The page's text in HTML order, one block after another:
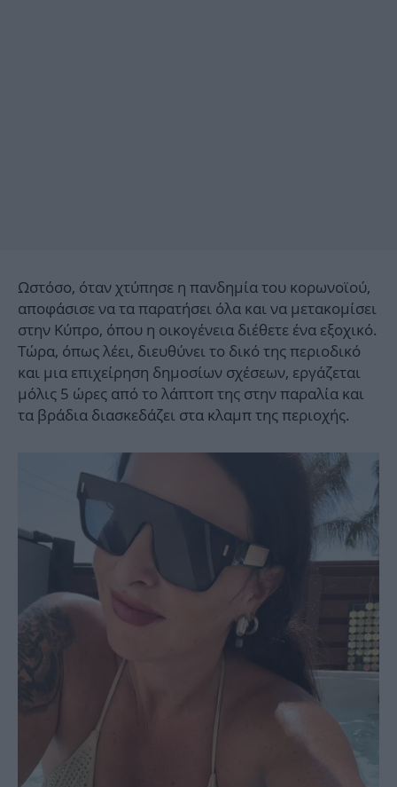
Ωστόσο, όταν χτύπησε η πανδημία του κορωνοϊού,
αποφάσισε να τα παρατήσει όλα και να μετακομίσει
στην Κύπρο, όπου η οικογένεια διέθετε ένα εξοχικό.
Τώρα, όπως λέει, διευθύνει το δικό της περιοδικό
και μια επιχείρηση δημοσίων σχέσεων, εργάζεται
μόλις 5 ώρες από το λάπτοπ της στην παραλία και
τα βράδια διασκεδάζει στα κλαμπ της περιοχής.